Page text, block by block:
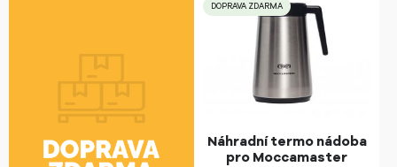
DOPRAVA ZDARMA
Náhradní termo nádoba
pro Moccamaster